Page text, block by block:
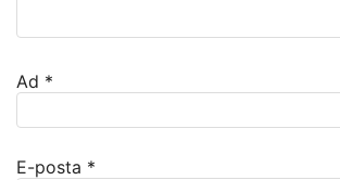
Ad *
E-posta *